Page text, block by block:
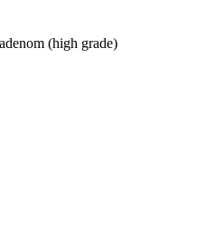
(high grade)